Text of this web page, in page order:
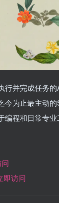
行并完成任务的
今为止最主动
程和日常专业
即访问